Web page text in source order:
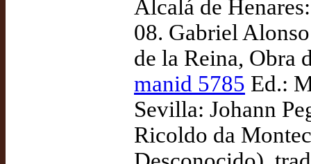
Alcalá de
08. Gabriel
de la Reina, Obra
manid 5785 Ed.:
Sevilla: Johann
Ricoldo da